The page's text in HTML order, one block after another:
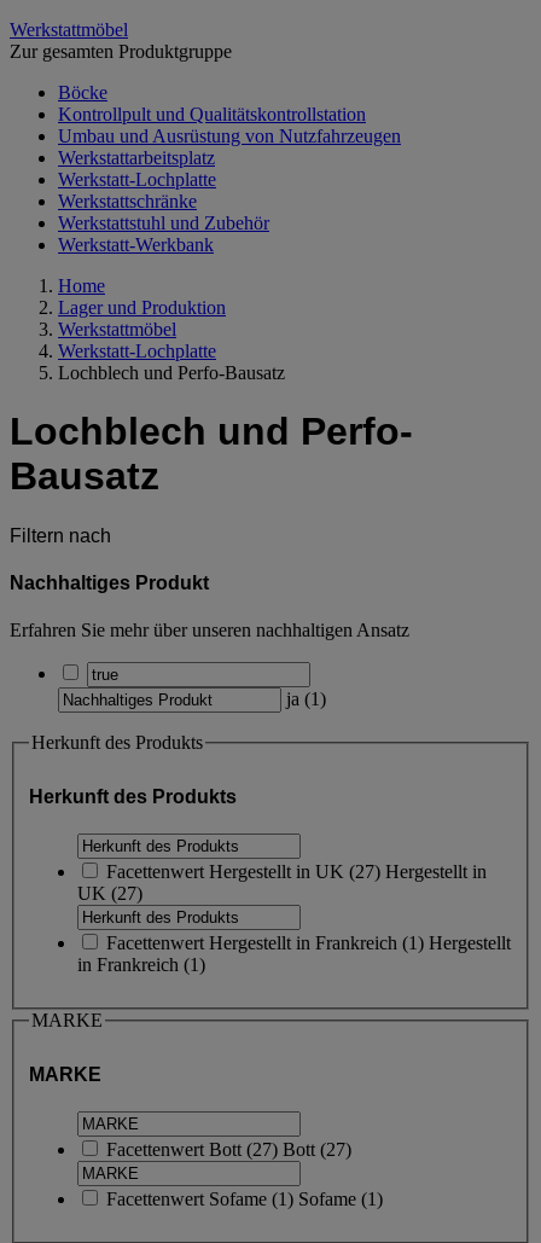
Werkstattmöbel
Zur gesamten Produktgruppe
Böcke
Kontrollpult und Qualitätskontrollstation
Umbau und Ausrüstung von Nutzfahrzeugen
Werkstattarbeitsplatz
Werkstatt-Lochplatte
Werkstattschränke
Werkstattstuhl und Zubehör
Werkstatt-Werkbank
Home
Lager und Produktion
Werkstattmöbel
Werkstatt-Lochplatte
Lochblech und Perfo-Bausatz
Lochblech und Perfo-
Bausatz
Filtern nach
Nachhaltiges Produkt
Erfahren Sie mehr über unseren nachhaltigen Ansatz
ja (1)
Herkunft des Produkts
Herkunft des Produkts
Facettenwert Hergestellt in UK (27) Hergestellt in
UK (27)
Facettenwert Hergestellt in Frankreich (1) Hergestellt
in Frankreich (1)
MARKE
MARKE
Facettenwert Bott(27) Bott(27)
Facettenwert Sofame (1) Sofame (1)